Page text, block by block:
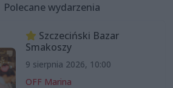
Polecane wydarzenia
Szczeciński Bazar
Smakoszy
9 sierpnia 2026, 10:00
OFF Marina